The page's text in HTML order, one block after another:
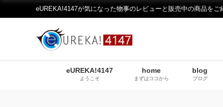
eUREKA!4147が気になった物事のレビューと販売中の商品をご
eUREKA!4147
ようこそ
home
まずはココから
blog
ブログ